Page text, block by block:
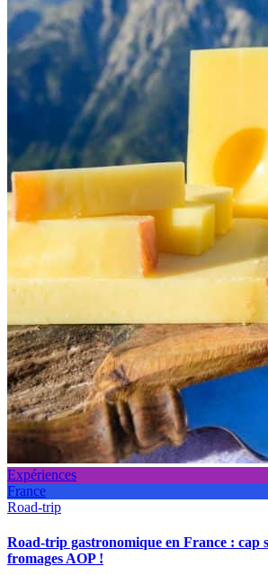
Expériences
France
Road-trip
Road-trip gastronomique en France : cap
fromages AOP !